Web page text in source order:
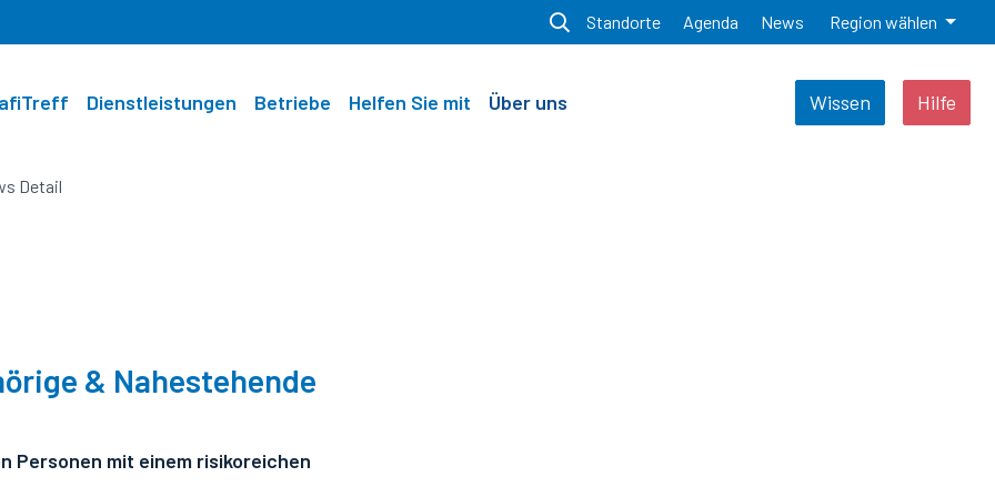
Standorte Agenda News Region wählen
Dienstleistungen Betriebe Helfen Sie mit Über uns Wissen Hilfe
Detail
& Nahestehende
Personen mit einem risikoreichen